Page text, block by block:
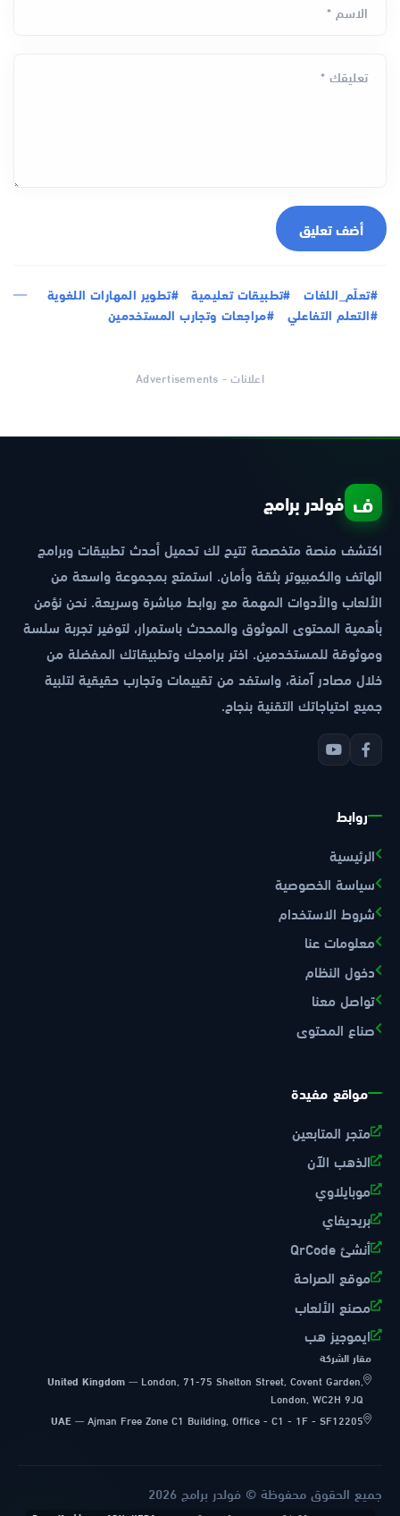
الاسم *
تعليقك *
أضف تعليق
#تعلّم_اللغات #تطبيقات تعليمية
#تطوير المهارات اللغوية
#التعلم التفاعلي
#مراجعات وتجارب المستخدمين
اعلانات - Advertisements
ف فولدر برامج
اكتشف منصة متخصصة تتيح لك تحميل أحدث تطبيقات وبرامج
الهاتف والكمبيوتر بثقة وأمان. استمتع بمجموعة واسعة من
الألعاب والأدوات المهمة مع روابط مباشرة وسريعة. نحن نؤمن
بأهمية المحتوى الموثوق والمحدث باستمرار، لتوفير تجربة سلسة
وموثوقة للمستخدمين. اختر برامجك وتطبيقاتك المفضلة من
خلال مصادر آمنة، واستفد من تقييمات وتجارب حقيقية لتلبية
جميع احتياجاتك التقنية بنجاح.
روابط
الرئيسية
سياسة الخصوصية
شروط الاستخدام
معلومات عنا
دخول النظام
تواصل معنا
صناع المحتوى
مواقع مفيدة
متجر المتابعين
الذهب الآن
موبايلاوي
بريديفاي
أنشئ QrCode
موقع الصراحة
مصنع الألعاب
ايموجيز هب
مقار الشركة
United Kingdom — London, 71-75 Shelton Street, Covent Garden,
London, WC2H 9JQ
UAE — Ajman Free Zone C1 Building, Office - C1 - 1F - SF12205
جميع الحقوق محفوظة © فولدر برامج 2026